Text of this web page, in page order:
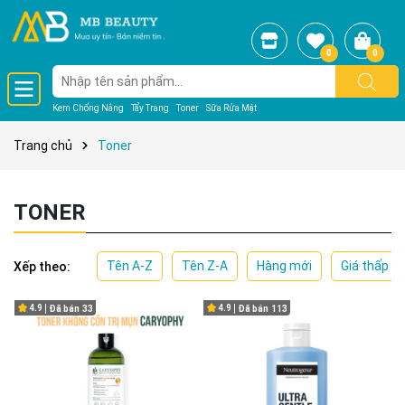
Kem Chống Nắng Tẩy Trang Toner Sữa Rửa Mặt
0 0
Trang chủ Toner
TONER
Xếp theo: Tên A-Z Tên Z-A Hàng mới Giá thấp
4.9 Đã bán 33 4.9 Đã bán 113